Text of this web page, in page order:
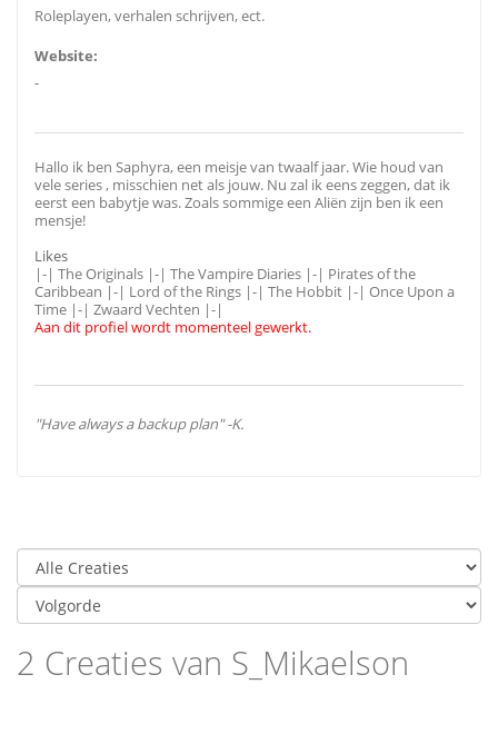
Roleplayen, verhalen schrijven, ect.
Website:
-
Hallo ik ben Saphyra, een meisje van twaalf jaar. Wie houd van
vele series , misschien net als jouw. Nu zal ik eens zeggen, dat ik
eerst een babytje was. Zoals sommige een Aliën zijn ben ik een
mensje!
Likes
|-| The Originals |-| The Vampire Diaries |-| Pirates of the
Caribbean |-| Lord of the Rings |-| The Hobbit |-| Once Upon a
Time |-| Zwaard Vechten |-|
Aan dit profiel wordt momenteel gewerkt.
"Have always a backup plan" -K.
2 Creaties van S_Mikaelson